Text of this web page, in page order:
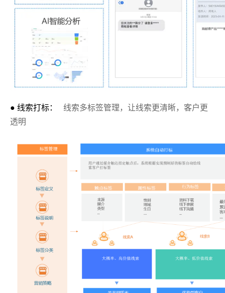
● 线索打标：
线索多标签管理，让线索更清晰，客户更
透明